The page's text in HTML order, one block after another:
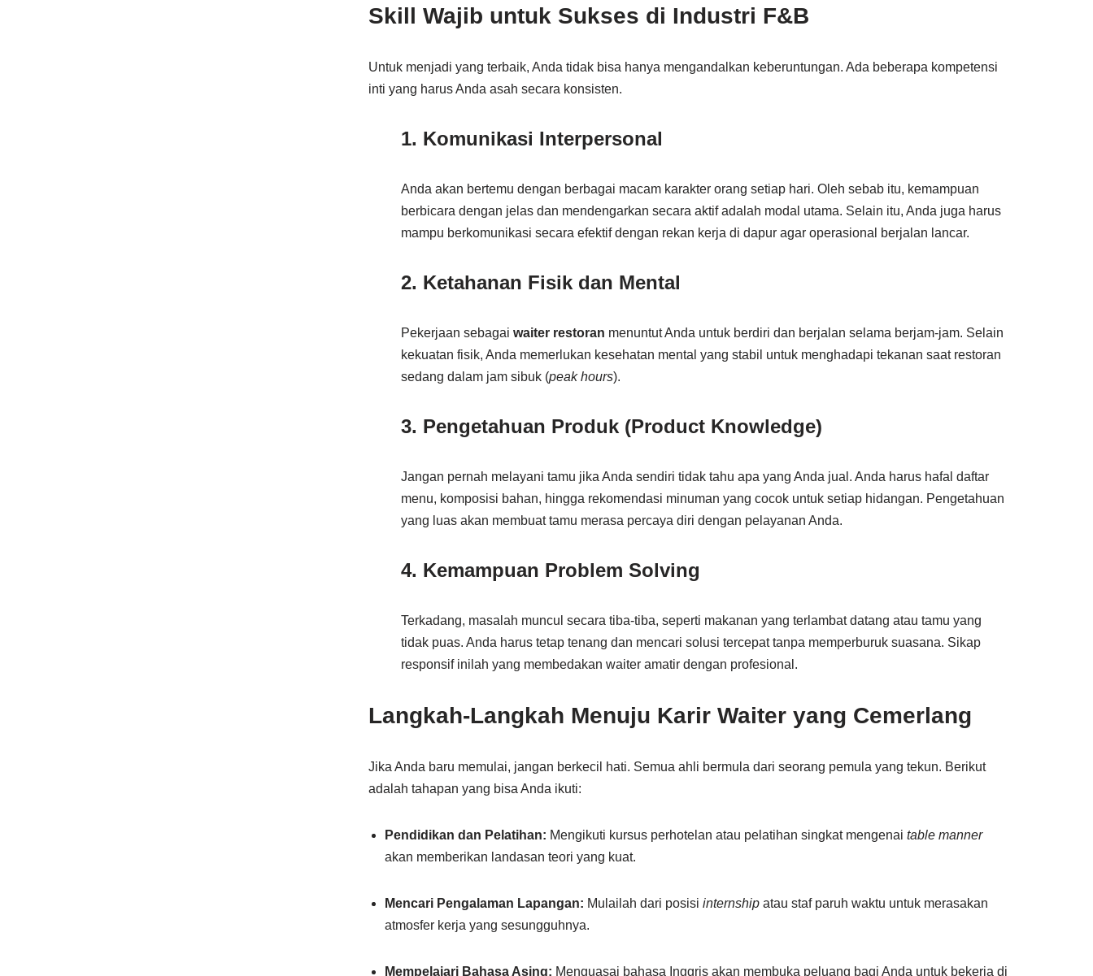
Skill Wajib untuk Sukses di Industri F&B
Untuk menjadi yang terbaik, Anda tidak bisa hanya mengandalkan keberuntungan. Ada beberapa kompetensi
inti yang harus Anda asah secara konsisten.
1. Komunikasi Interpersonal
Anda akan bertemu dengan berbagai macam karakter orang setiap hari. Oleh sebab itu, kemampuan
berbicara dengan jelas dan mendengarkan secara aktif adalah modal utama. Selain itu, Anda juga harus
mampu berkomunikasi secara efektif dengan rekan kerja di dapur agar operasional berjalan lancar.
2. Ketahanan Fisik dan Mental
Pekerjaan sebagai waiter restoran menuntut Anda untuk berdiri dan berjalan selama berjam-jam. Selain
kekuatan fisik, Anda memerlukan kesehatan mental yang stabil untuk menghadapi tekanan saat restoran
sedang dalam jam sibuk (peak hours).
3. Pengetahuan Produk (Product Knowledge)
Jangan pernah melayani tamu jika Anda sendiri tidak tahu apa yang Anda jual. Anda harus hafal daftar
menu, komposisi bahan, hingga rekomendasi minuman yang cocok untuk setiap hidangan. Pengetahuan
yang luas akan membuat tamu merasa percaya diri dengan pelayanan Anda.
4. Kemampuan Problem Solving
Terkadang, masalah muncul secara tiba-tiba, seperti makanan yang terlambat datang atau tamu yang
tidak puas. Anda harus tetap tenang dan mencari solusi tercepat tanpa memperburuk suasana. Sikap
responsif inilah yang membedakan waiter amatir dengan profesional.
Langkah-Langkah Menuju Karir Waiter yang Cemerlang
Jika Anda baru memulai, jangan berkecil hati. Semua ahli bermula dari seorang pemula yang tekun. Berikut
adalah tahapan yang bisa Anda ikuti:
Pendidikan dan Pelatihan: Mengikuti kursus perhotelan atau pelatihan singkat mengenai table manner
akan memberikan landasan teori yang kuat.
Mencari Pengalaman Lapangan: Mulailah dari posisi internship atau staf paruh waktu untuk merasakan
atmosfer kerja yang sesungguhnya.
Mempelajari Bahasa Asing: Menguasai bahasa Inggris akan membuka peluang bagi Anda untuk bekerja di